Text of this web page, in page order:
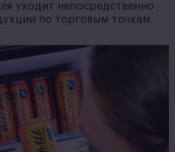
уходит непосредственно
по торговым точкам.